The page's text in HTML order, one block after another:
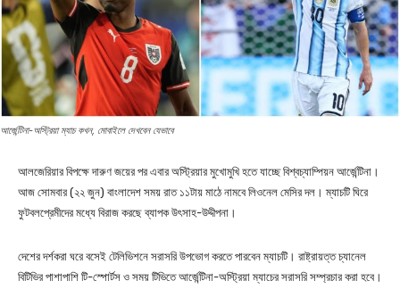
আর্জেন্টিনা-অস্ট্রিয়া ম্যাচ কখন, মোবাইলে দেখবেন যেভাবে
আলজেরিয়ার বিপক্ষে দারুণ জয়ের পর এবার অস্ট্রিয়ার মুখোমুখি হতে যাচ্ছে বিশ্বচ্যাম্পিয়ন আর্জেন্টিনা।
আজ সোমবার (২২ জুন) বাংলাদেশ সময় রাত ১১টায় মাঠে নামবে লিওনেল মেসির দল। ম্যাচটি ঘিরে
ফুটবলপ্রেমীদের মধ্যে বিরাজ করছে ব্যাপক উৎসাহ-উদ্দীপনা।
দেশের দর্শকরা ঘরে বসেই টেলিভিশনে সরাসরি উপভোগ করতে পারবেন ম্যাচটি। রাষ্ট্রায়ত্ত চ্যানেল
বিটিভির পাশাপাশি টি-স্পোর্টস ও সময় টিভিতে আর্জেন্টিনা-অস্ট্রিয়া ম্যাচের সরাসরি সম্প্রচার করা হবে।